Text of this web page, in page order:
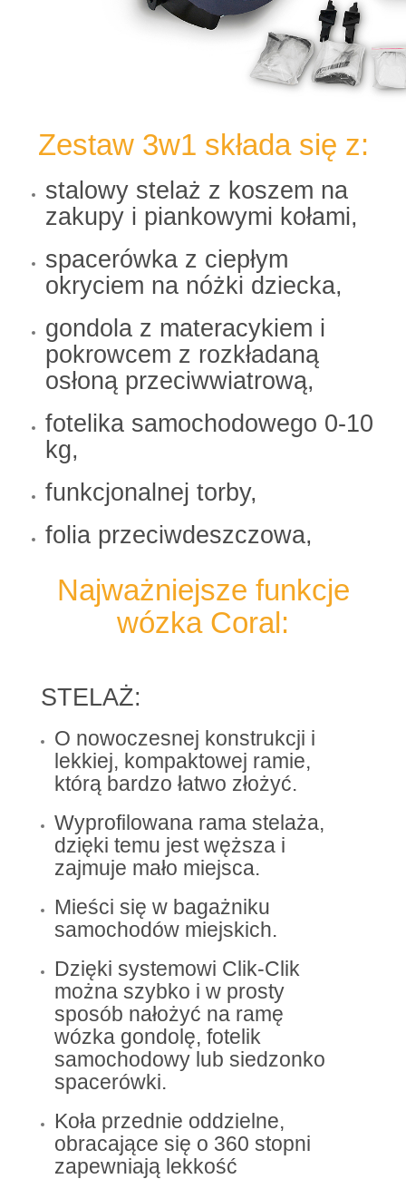
Zestaw 3w1 składa się z:
stalowy stelaż z koszem na
zakupy i piankowymi kołami,
spacerówka z ciepłym
okryciem na nóżki dziecka,
gondola z materacykiem i
pokrowcem z rozkładaną
osłoną przeciwwiatrową,
fotelika samochodowego 0-10
kg,
funkcjonalnej torby,
folia przeciwdeszczowa,
Najważniejsze funkcje
wózka Coral:
STELAŻ:
O nowoczesnej konstrukcji i
lekkiej, kompaktowej ramie,
którą bardzo łatwo złożyć.
Wyprofilowana rama stelaża,
dzięki temu jest węższa i
zajmuje mało miejsca.
Mieści się w bagażniku
samochodów miejskich.
Dzięki systemowi Clik-Clik
można szybko i w prosty
sposób nałożyć na ramę
wózka gondolę, fotelik
samochodowy lub siedzonko
spacerówki.
Koła przednie oddzielne,
obracające się o 360 stopni
zapewniają lekkość